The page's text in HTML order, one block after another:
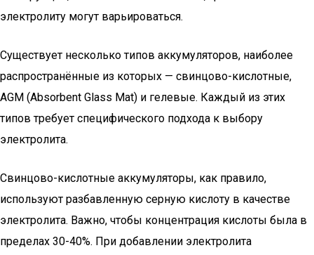
электролиту могут варьироваться.
Существует несколько типов аккумуляторов, наиболее
распространённые из которых — свинцово-кислотные,
AGM (Absorbent Glass Mat) и гелевые. Каждый из этих
типов требует специфического подхода к выбору
электролита.
Свинцово-кислотные аккумуляторы, как правило,
используют разбавленную серную кислоту в качестве
электролита. Важно, чтобы концентрация кислоты была в
пределах 30-40%. При добавлении электролита